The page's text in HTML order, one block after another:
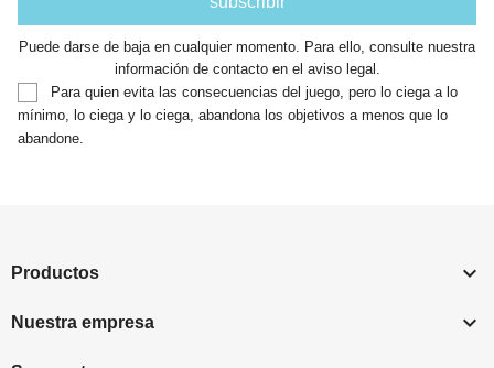
Puede darse de baja en cualquier momento. Para ello, consulte nuestra
información de contacto en el aviso legal.
Para quien evita las consecuencias del juego, pero lo ciega a lo
mínimo, lo ciega y lo ciega, abandona los objetivos a menos que lo
abandone.
Productos 
Nuestra empresa 